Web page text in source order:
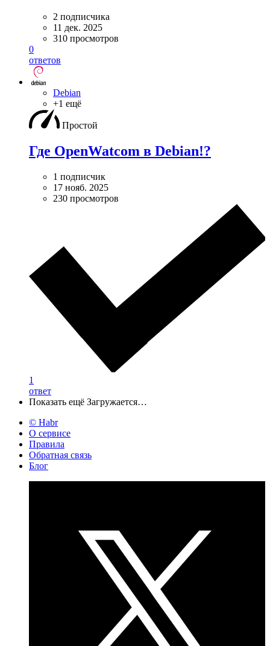
2 подписчика
11 дек. 2025
310 просмотров
0
ответов
Debian
+1 ещё
Простой
Где OpenWatcom в Debian!?
1 подписчик
17 нояб. 2025
230 просмотров
1
ответ
Показать ещё Загружается…
© Habr
О сервисе
Правила
Обратная связь
Блог